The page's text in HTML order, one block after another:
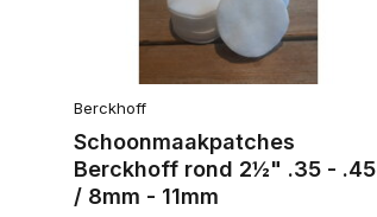
Berckhoff
Schoonmaakpatches
Berckhoff rond 2½" .35 - .45
/ 8mm - 11mm